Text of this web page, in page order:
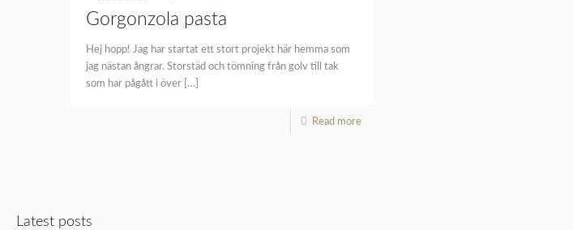
Gorgonzola pasta
Hej hopp! Jag har startat ett stort projekt här hemma som
jag nästan ångrar. Storstäd och tömning från golv till tak
som har pågått i över[…]
Read more
Latest posts